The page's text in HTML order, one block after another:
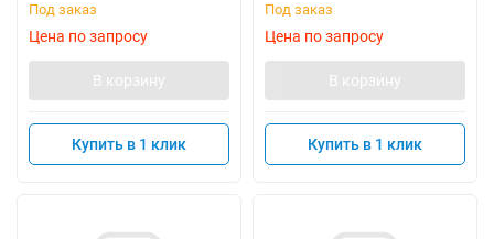
Под заказ
Цена по запросу
В корзину
Купить в 1 клик
Под заказ
Цена по запросу
В корзину
Купить в 1 клик